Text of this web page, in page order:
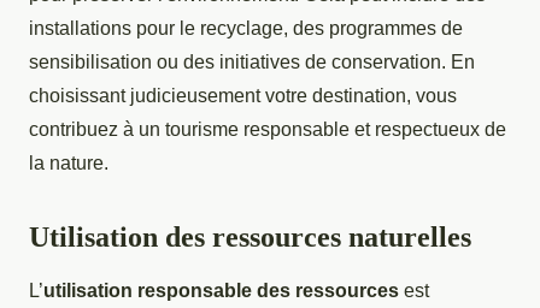
installations pour le recyclage, des programmes de
sensibilisation ou des initiatives de conservation. En
choisissant judicieusement votre destination, vous
contribuez à un tourisme responsable et respectueux de
la nature.
Utilisation des ressources naturelles
L’utilisation responsable des ressources est